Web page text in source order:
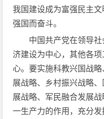
我国建设成为富强民主
强国而奋斗。
中国共产党在领导
济建设为中心，其他各
心。要实施科教兴国战
展战略、乡村振兴战略
展战略、军民融合发展
一生产力的作用，充分发